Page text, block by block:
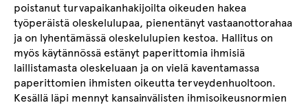
poistanut turvapaikanhakijoilta oikeuden hakea
työperäistä oleskelulupaa, pienentänyt vastaanottorahaa
ja on lyhentämässä oleskelulupien kestoa. Hallitus on
myös käytännössä estänyt paperittomia ihmisiä
laillistamasta oleskeluaan ja on vielä kaventamassa
paperittomien ihmisten oikeutta terveydenhuoltoon.
Kesällä läpi mennyt kansainvälisten ihmisoikeusnormien